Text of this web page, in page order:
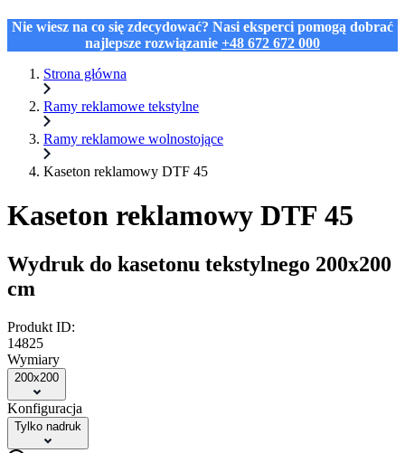
Nie wiesz na co się zdecydować? Nasi eksperci pomogą dobrać
najlepsze rozwiązanie +48 672 672 000
Strona główna
Ramy reklamowe tekstylne
Ramy reklamowe wolnostojące
Kaseton reklamowy DTF 45
Kaseton reklamowy DTF 45
Wydruk do kasetonu tekstylnego 200x200
cm
Produkt ID:
14825
Wymiary
200x200
Konfiguracja
Tylko nadruk